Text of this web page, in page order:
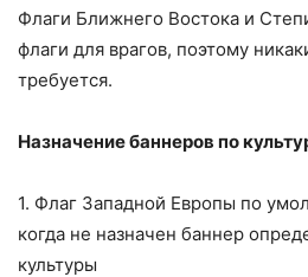
Флаги Ближнего Востока и
флаги для врагов, поэтому
требуется.
Назначение баннеров по
1. Флаг Западной Европы по
когда не назначен баннер
культуры